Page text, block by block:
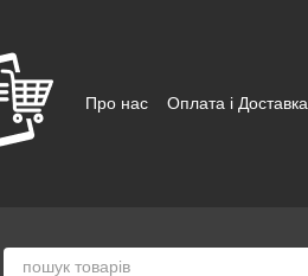
Про нас Оплата і Доставка